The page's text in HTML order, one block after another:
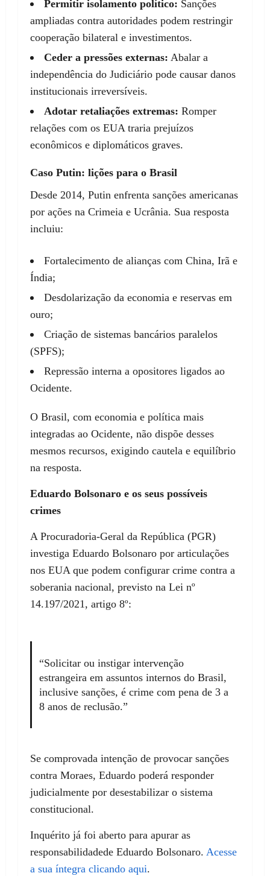
Permitir isolamento político: Sanções
ampliadas contra autoridades podem restringir
cooperação bilateral e investimentos.
Ceder a pressões externas: Abalar a
independência do Judiciário pode causar danos
institucionais irreversíveis.
Adotar retaliações extremas: Romper
relações com os EUA traria prejuízos
econômicos e diplomáticos graves.
Caso Putin: lições para o Brasil
Desde 2014, Putin enfrenta sanções americanas
por ações na Crimeia e Ucrânia. Sua resposta
incluiu:
Fortalecimento de alianças com China, Irã e
Índia;
Desdolarização da economia e reservas em
ouro;
Criação de sistemas bancários paralelos
(SPFS);
Repressão interna a opositores ligados ao
Ocidente.
O Brasil, com economia e política mais
integradas ao Ocidente, não dispõe desses
mesmos recursos, exigindo cautela e equilíbrio
na resposta.
Eduardo Bolsonaro e os seus possíveis
crimes
A Procuradoria-Geral da República (PGR)
investiga Eduardo Bolsonaro por articulações
nos EUA que podem configurar crime contra a
soberania nacional, previsto na Lei nº
14.197/2021, artigo 8º:
“Solicitar ou instigar intervenção
estrangeira em assuntos internos do Brasil,
inclusive sanções, é crime com pena de 3 a
8 anos de reclusão.”
Se comprovada intenção de provocar sanções
contra Moraes, Eduardo poderá responder
judicialmente por desestabilizar o sistema
constitucional.
Inquérito já foi aberto para apurar as
responsabilidadede Eduardo Bolsonaro. Acesse
a sua íntegra clicando aqui.